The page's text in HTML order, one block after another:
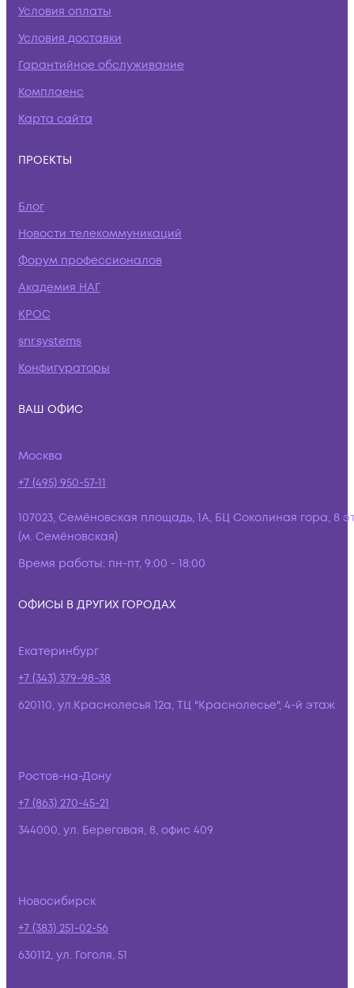
Условия оплаты
Условия доставки
Гарантийное обслуживание
Комплаенс
Карта сайта
ПРОЕКТЫ
Блог
Новости телекоммуникаций
Форум профессионалов
Академия НАГ
КРОС
snr.systems
Конфигураторы
ВАШ ОФИС
Москва
+7 (495) 950-57-11
107023, Семёновская площадь, 1А, БЦ Соколиная гора, 8
(м. Семёновская)
Время работы: пн-пт, 9:00 - 18:00
ОФИСЫ В ДРУГИХ ГОРОДАХ
Екатеринбург
+7 (343) 379-98-38
620110, ул.Краснолесья 12а, ТЦ "Краснолесье", 4-й этаж
Ростов-на-Дону
+7 (863) 270-45-21
344000, ул. Береговая, 8, офис 409
Новосибирск
+7 (383) 251-02-56
630112, ул. Гоголя, 51